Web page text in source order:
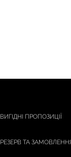
ВИГІДНІ ПРОПОЗИЦІЇ
РЕЗЕРВ ТА